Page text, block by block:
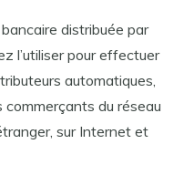
distribuée par
l’utiliser pour effectuer
automatiques,
du réseau
sur Internet et